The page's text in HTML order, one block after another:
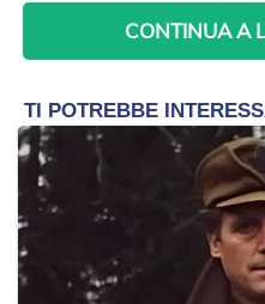
CONTINUA A